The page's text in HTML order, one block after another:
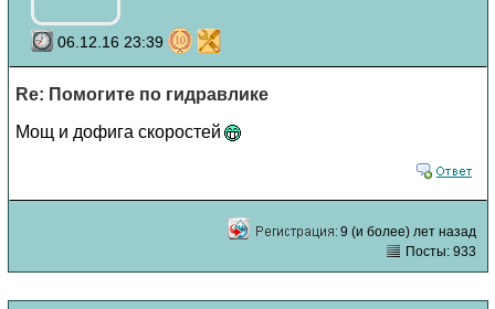
06.12.16 23:39
Re: Помогите по гидравлике
Мощ и дофига скоростей
9 (и более) лет назад
Посты: 933